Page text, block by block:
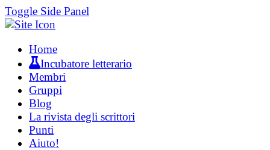
Toggle Side Panel
Home
Incubatore letterario
Membri
Gruppi
Blog
La rivista degli scrittori
Punti
Aiuto!